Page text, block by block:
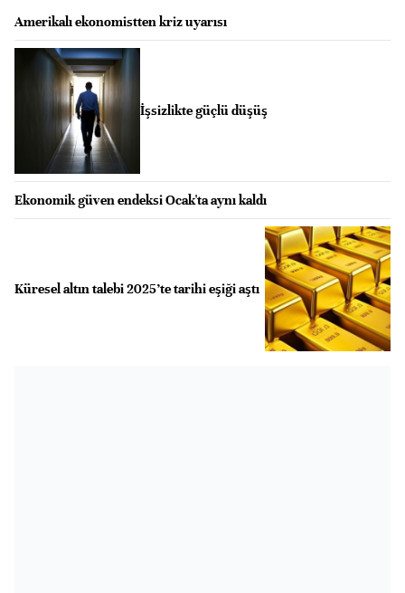
Amerikalı ekonomistten kriz uyarısı
İşsizlikte güçlü düşüş
Ekonomik güven endeksi Ocak'ta aynı kaldı
Küresel altın talebi 2025’te tarihi eşiği aştı